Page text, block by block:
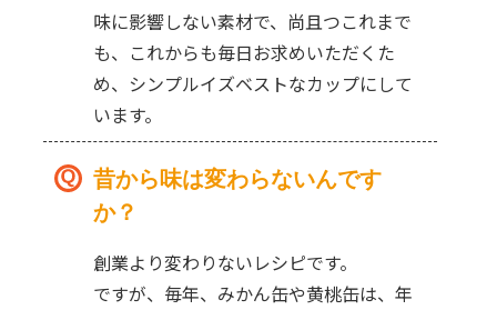
味に影響しない素材で、尚且つこれまで
も、これからも毎日お求めいただくた
め、シンプルイズベストなカップにして
います。
昔から味は変わらないんです
か？
創業より変わりないレシピです。
ですが、毎年、みかん缶や黄桃缶は、年